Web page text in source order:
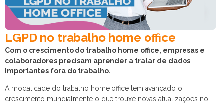
LGPD no trabalho home office
Com o crescimento do trabalho home office, empresas e
colaboradores precisam aprender a tratar de dados
importantes fora do trabalho.
A modalidade do trabalho home office tem avançado o
crescimento mundialmente o que trouxe novas atualizações no